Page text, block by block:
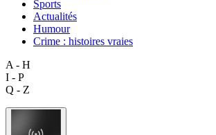
Sports
Actualités
Humour
Crime : histoires vraies
A - H
I - P
Q - Z